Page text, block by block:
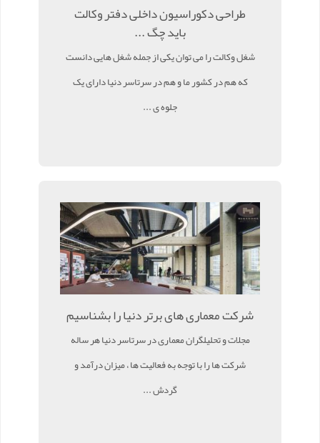
طراحی دکوراسیون داخلی دفتر وکالت
باید چگ ...
شغل وکالت را می توان یکی از جمله شغل هایی دانست
که هم در کشور ما و هم در سرتاسر دنیا دارای یک
جلوه ی ...
شرکت معماری های برتر دنیا را بشناسیم
مجلات و تحلیلگران معماری در سرتاسر دنیا هر ساله
شرکت ها را با توجه به فعالیت ها ، میزان درآمد و
گردش ...